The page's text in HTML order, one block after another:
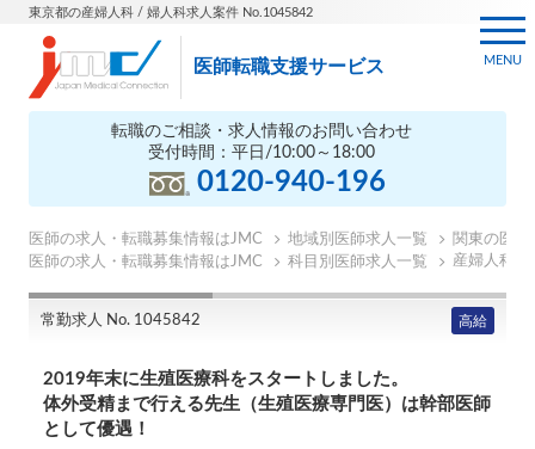
東京都の産婦人科 / 婦人科求人案件 No.1045842
医師転職支援サービス
転職のご相談・求人情報のお問い合わせ
受付時間：平日/10:00～18:00
0120-940-196
MENU
医師の求人・転職募集情報はJMC 地域別医師求人一覧
関東の医師
医師の求人・転職募集情報はJMC
科目別医師求人一覧 産婦人科の
常勤求人 No. 1045842 高給
2019年末に生殖医療科をスタートしました。
体外受精まで行える先生（生殖医療専門医）は幹部医師
として優遇！